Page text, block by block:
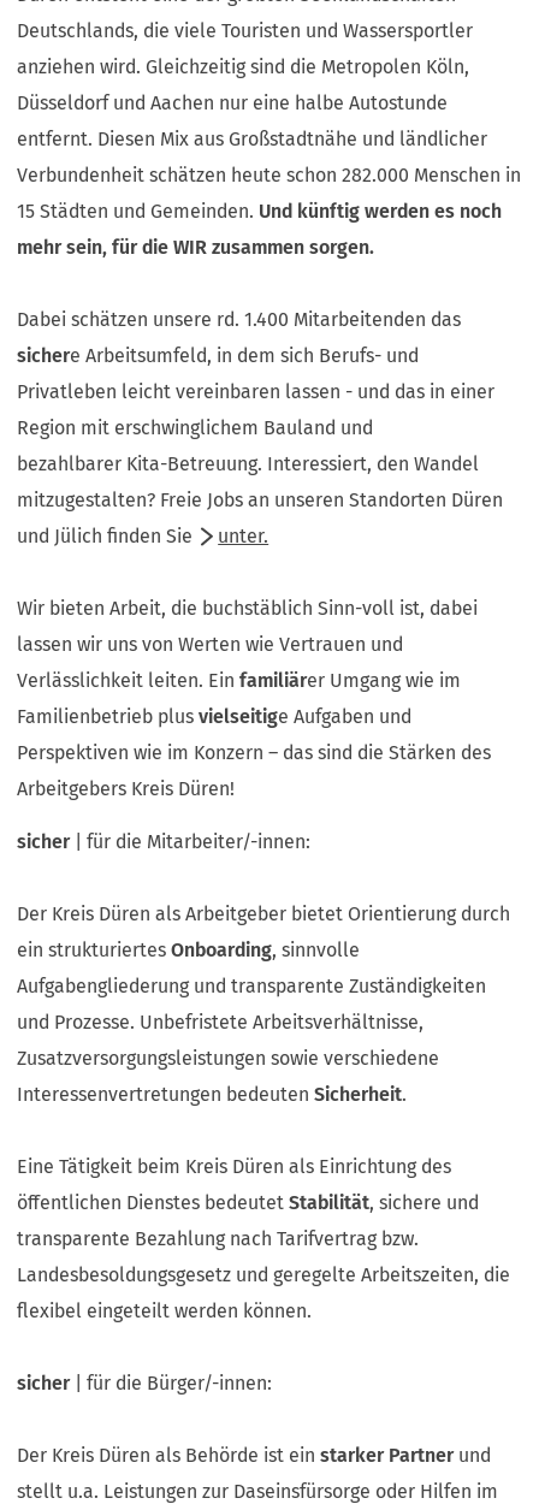
Deutschlands, die viele Touristen und Wassersportler
anziehen wird. Gleichzeitig sind die Metropolen Köln,
Düsseldorf und Aachen nur eine halbe Autostunde
entfernt. Diesen Mix aus Großstadtnähe und ländlicher
Verbundenheit schätzen heute schon 282.000 Menschen in
15 Städten und Gemeinden. Und künftig werden es noch
mehr sein, für die WIR zusammen sorgen.
Dabei schätzen unsere rd. 1.400 Mitarbeitenden das
sichere Arbeitsumfeld, in dem sich Berufs- und
Privatleben leicht vereinbaren lassen - und das in einer
Region mit erschwinglichem Bauland und
bezahlbarer Kita-Betreuung. Interessiert, den Wandel
mitzugestalten? Freie Jobs an unseren Standorten Düren
und Jülich finden Sie
unter.
Wir bieten Arbeit, die buchstäblich Sinn-voll ist, dabei
lassen wir uns von Werten wie Vertrauen und
Verlässlichkeit leiten. Einfamiliärer Umgang wie im
Familienbetrieb plusvielseitige Aufgaben und
Perspektiven wie im Konzern – das sind die Stärken des
Arbeitgebers Kreis Düren!
sicher | für die Mitarbeiter/-innen:
Der Kreis Düren als Arbeitgeber bietet Orientierung durch
ein strukturiertesOnboarding, sinnvolle
Aufgabengliederung und transparente Zuständigkeiten
und Prozesse. Unbefristete Arbeitsverhältnisse,
Zusatzversorgungsleistungen sowie verschiedene
Interessenvertretungen bedeutenSicherheit.
Eine Tätigkeit beim Kreis Düren als Einrichtung des
öffentlichen Dienstes bedeutetStabilität, sichere und
transparente Bezahlung nach Tarifvertrag bzw.
Landesbesoldungsgesetz und geregelte Arbeitszeiten, die
flexibel eingeteilt werden können.
sicher | für die Bürger/-innen:
Der Kreis Düren als Behörde ist einstarker Partnerund
stellt u.a. Leistungen zur Daseinsfürsorge oder Hilfen im